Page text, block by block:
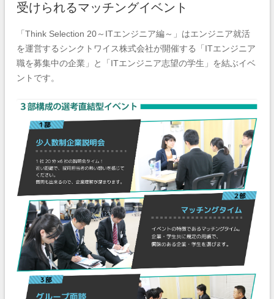
受けられるマッチングイベント
「Think Selection 20～ITエンジニア編～」はエンジニア就活
を運営するシンクトワイス株式会社が開催する「ITエンジニア
職を募集中の企業」と「ITエンジニア志望の学生」を結ぶイベ
ントです。